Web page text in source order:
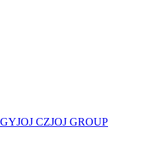
JOJ CZJOJ GROUP